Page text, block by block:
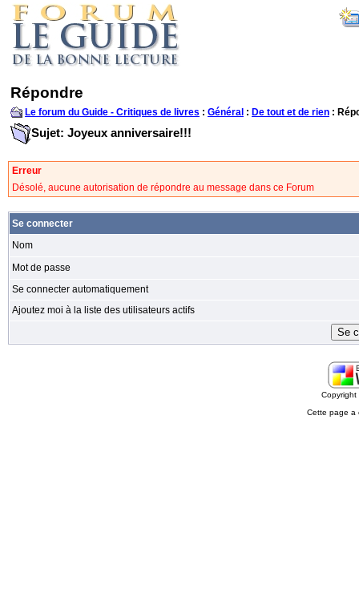
Répondre
Le forum du Guide - Critiques de livres : Général : De tout et de rien :
Sujet: Joyeux anniversaire!!!
Erreur
Désolé, aucune autorisation de répondre au message dans ce Forum
Se connecter
Nom
Mot de passe
Se connecter automatiquement
Ajoutez moi à la liste des utilisateurs actifs
Cette page a